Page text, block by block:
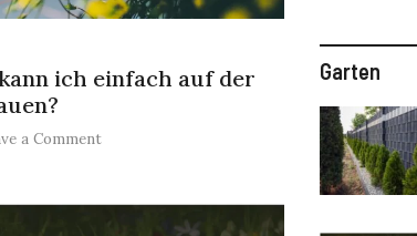
ich einfach auf der
a Commenton
kann
Garten